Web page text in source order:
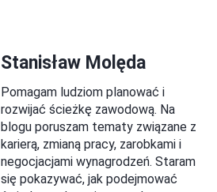
Stanisław Molęda
Pomagam ludziom planować i
rozwijać ścieżkę zawodową. Na
blogu poruszam tematy związane z
karierą, zmianą pracy, zarobkami i
negocjacjami wynagrodzeń. Staram
się pokazywać, jak podejmować